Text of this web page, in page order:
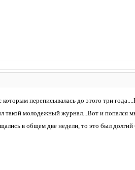
переписывалась до этого три
молодежный журнал...Вот и попался
в общем две недели, то это был долгий